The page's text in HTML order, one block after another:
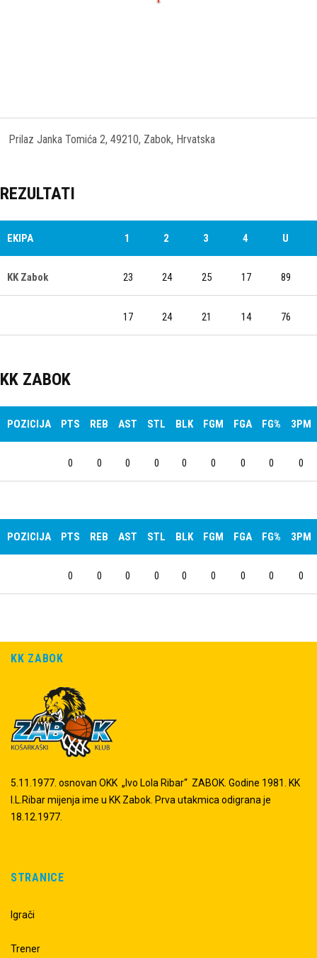
Prilaz Janka Tomića 2, 49210, Zabok, Hrvatska
REZULTATI
EKIPA 1 2 3 4 U
KK Zabok 23 24 25 17 89
17 24 21 14 76
KK ZABOK
POZICIJA PTS REB AST STL BLK FGM FGA FG% 3PM
0 0 0 0 0 0 0 0 0
POZICIJA PTS REB AST STL BLK FGM FGA FG% 3PM
0 0 0 0 0 0 0 0 0
KK ZABOK
5.11.1977. osnovan OKK „Ivo Lola Ribar“ ZABOK. Godine 1981. KK
I.L.Ribar mijenja ime u KK Zabok. Prva utakmica odigrana je
18.12.1977.
STRANICE
Igrači
Trener